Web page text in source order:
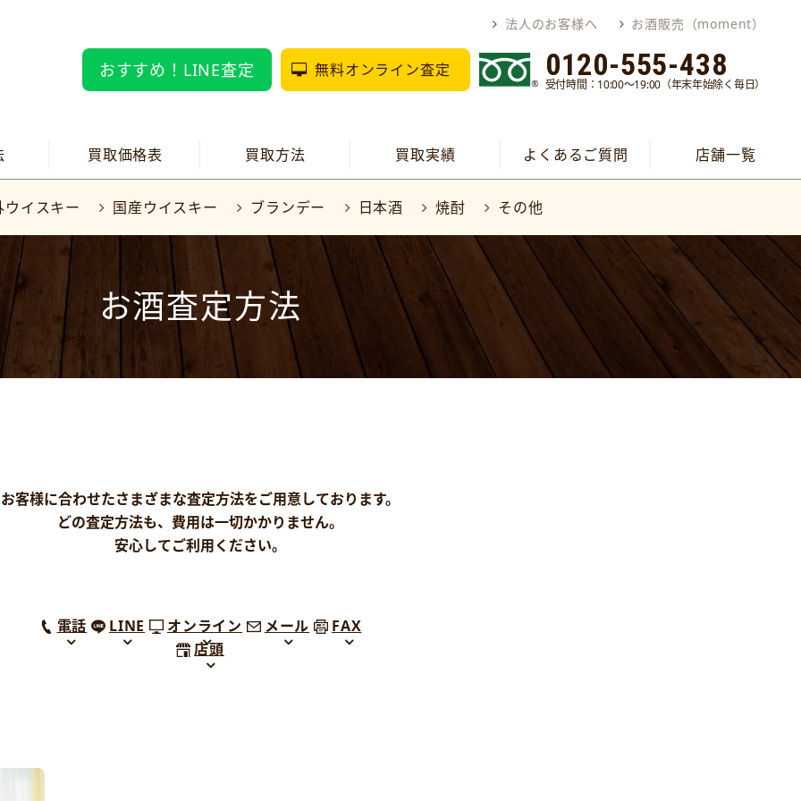
法人のお客様へ お酒販売（moment）
おすすめ！LINE査定 無料オンライン査定 0120-555-438
受付時間：10:00～19:00（年末年始除く毎日）
買取価格表 買取方法 買取実績 よくあるご質問 店舗一覧
ウイスキー 国産ウイスキー ブランデー 日本酒 焼酎 その他
お酒査定方法
お客様に合わせたさまざまな査定方法をご用意しております。
どの査定方法も、費用は一切かかりません。
安心してご利用ください。
電話 LINE オンライン メール
FAX
店頭